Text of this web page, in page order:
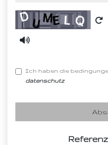
Captcha
Ich haben die
datenschutz